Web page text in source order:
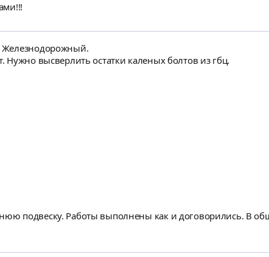
Железнодорожный.
Нужно высверлить остатки каленых болтов из гбц.
подвеску. Работы выполнены как и договорились. В